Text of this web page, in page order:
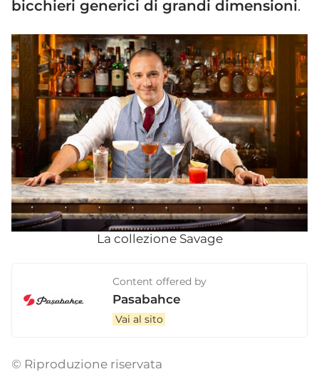
bicchieri generici di grandi dimensioni.
La collezione Savage
Content offered by
Pasabahce
Vai al sito
© Riproduzione riservata